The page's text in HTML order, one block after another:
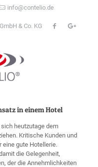
info@contelio.de
& Co. KG
in einem Hotel
heutzutage dem
Kritische Kunden und
eine gute Hotellerie.
die Gelegenheit,
der die Annehmlichkeiten